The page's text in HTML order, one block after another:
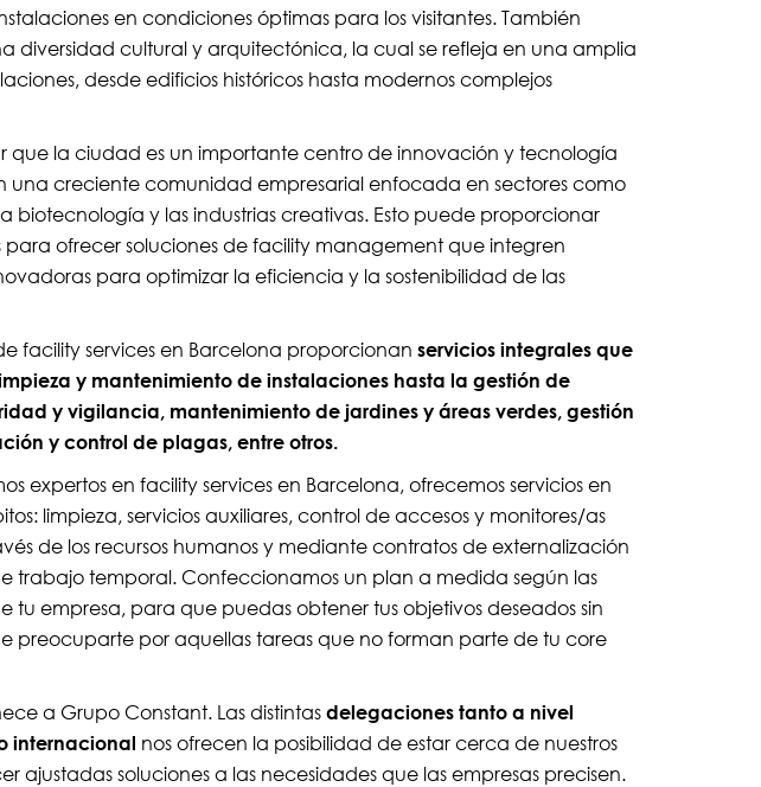
en condiciones óptimas para los visitantes. También
diversidad cultural y arquitectónica, la cual se refleja en una amplia
desde edificios históricos hasta modernos complejos
que la ciudad es un importante centro de innovación y tecnología
una creciente comunidad empresarial enfocada en sectores como
biotecnología y las industrias creativas. Esto puede proporcionar
ofrecer soluciones de facility management que integren
para optimizar la eficiencia y la sostenibilidad de las
facility services en Barcelona proporcionan servicios integrales que
y mantenimiento de instalaciones hasta la gestión de
y vigilancia, mantenimiento de jardines y áreas verdes, gestión
y control de plagas, entre otros.
expertos en facility services en Barcelona, ofrecemos servicios en
limpieza, servicios auxiliares, control de accesos y monitores/as
de los recursos humanos y mediante contratos de externalización
trabajo temporal. Confeccionamos un plan a medida según las
tu empresa, para que puedas obtener tus objetivos deseados sin
preocuparte por aquellas tareas que no forman parte de tu core
a Grupo Constant. Las distintasdelegaciones tanto a nivel
internacional nos ofrecen la posibilidad de estar cerca de nuestros
ajustadas soluciones a las necesidades que las empresas precisen.